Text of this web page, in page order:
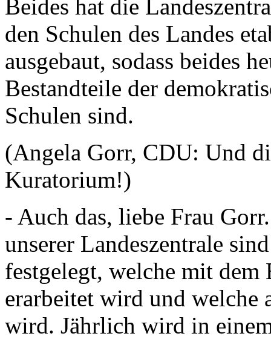
Beides hat die
den Schulen des Landes
ausgebaut, sodass beides
Bestandteile der
Schulen sind.
(Angela Gorr, CDU: Und
Kuratorium!)
- Auch das, liebe Frau
unserer Landeszentrale
festgelegt, welche mit
erarbeitet wird und welche
wird. Jährlich wird in